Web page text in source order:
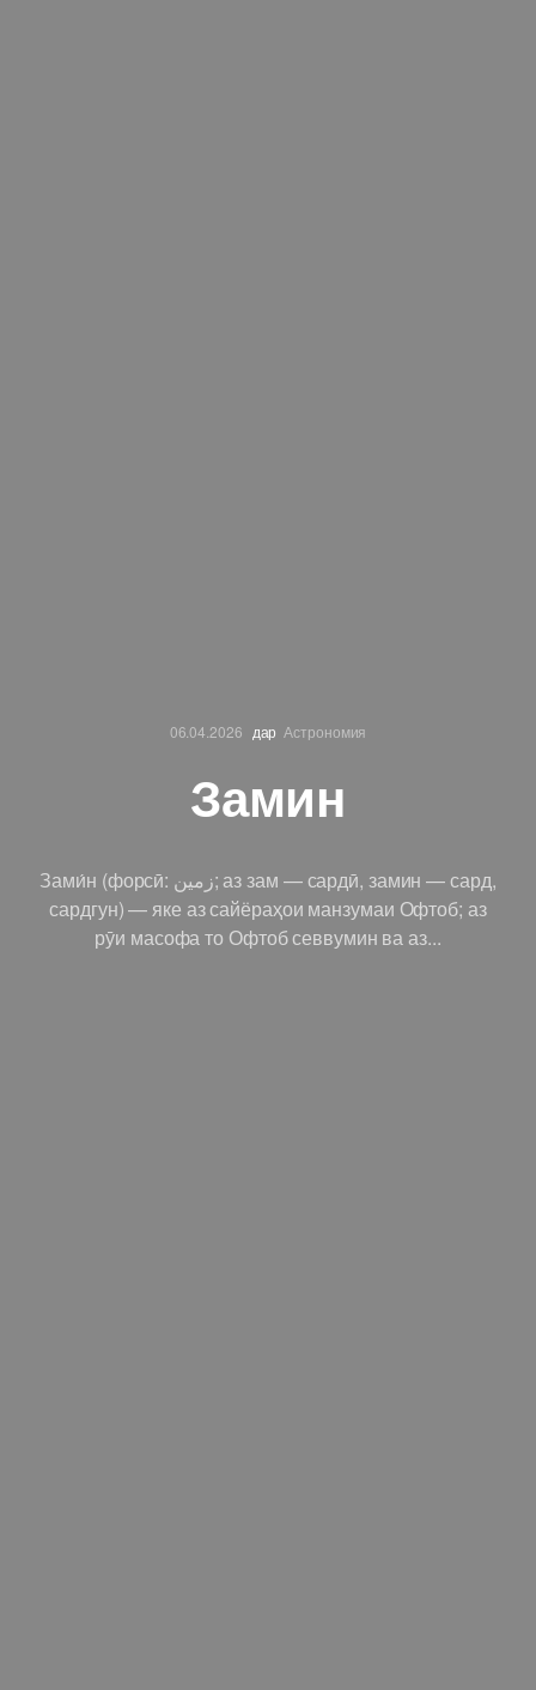
06.04.2026 дар Астрономия
Замин
Зами́н (форсӣ: زمین‎; аз зам — сардӣ, замин — сард,
сардгун) — яке аз сайёраҳои манзумаи Офтоб; аз
рӯи масофа то Офтоб сев­вумин ва аз...